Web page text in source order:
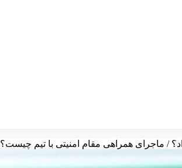
/ ماجرای همراهی مقام امنیتی با تیم چیست؟